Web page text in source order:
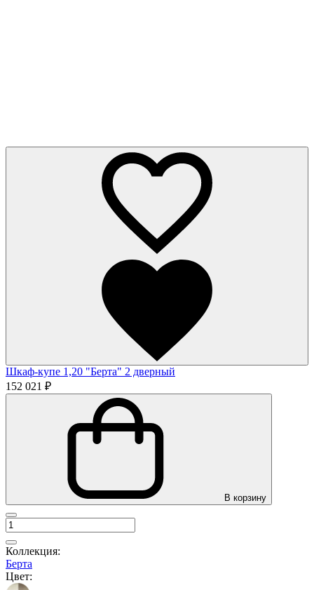
Шкаф-купе 1,20 "Берта" 2 дверный
152 021 ₽
В корзину
Коллекция:
Берта
Цвет: